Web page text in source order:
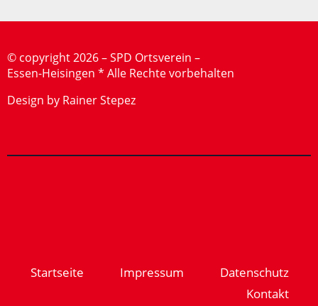
© copyright 2026 – SPD Ortsverein –
Essen-Heisingen * Alle Rechte vorbehalten
Design by Rainer Stepez
Startseite Impressum
Datenschutz
Kontakt